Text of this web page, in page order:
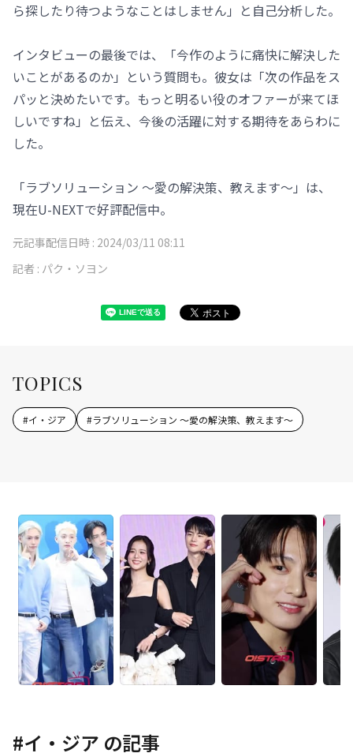
ら探したり待つようなことはしません」と自己分析した。
インタビューの最後では、「今作のように痛快に解決した
いことがあるのか」という質問も。彼女は「次の作品をス
パッと決めたいです。もっと明るい役のオファーが来てほ
しいですね」と伝え、今後の活躍に対する期待をあらわに
した。
「ラブソリューション ～愛の解決策、教えます～」は、
現在U-NEXTで好評配信中。
元記事配信日時 : 2024/03/11 08:11
記者 : パク・ソヨン
TOPICS
#イ・ジア #ラブソリューション ～愛の解決策、教えます～
#イ・ジア の記事